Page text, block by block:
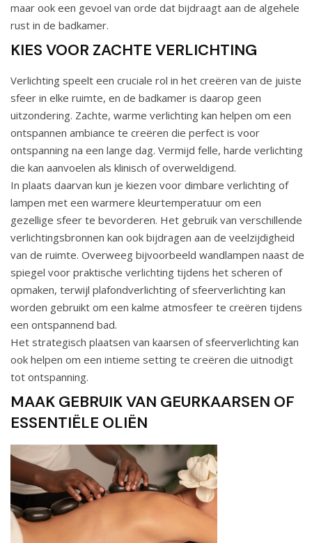
maar ook een gevoel van orde dat bijdraagt aan de algehele
rust in de badkamer.
KIES VOOR ZACHTE VERLICHTING
Verlichting speelt een cruciale rol in het creëren van de juiste
sfeer in elke ruimte, en de badkamer is daarop geen
uitzondering. Zachte, warme verlichting kan helpen om een
ontspannen ambiance te creëren die perfect is voor
ontspanning na een lange dag. Vermijd felle, harde verlichting
die kan aanvoelen als klinisch of overweldigend.
In plaats daarvan kun je kiezen voor dimbare verlichting of
lampen met een warmere kleurtemperatuur om een
gezellige sfeer te bevorderen. Het gebruik van verschillende
verlichtingsbronnen kan ook bijdragen aan de veelzijdigheid
van de ruimte. Overweeg bijvoorbeeld wandlampen naast de
spiegel voor praktische verlichting tijdens het scheren of
opmaken, terwijl plafondverlichting of sfeerverlichting kan
worden gebruikt om een kalme atmosfeer te creëren tijdens
een ontspannend bad.
Het strategisch plaatsen van kaarsen of sfeerverlichting kan
ook helpen om een intieme setting te creëren die uitnodigt
tot ontspanning.
MAAK GEBRUIK VAN GEURKAARSEN OF
ESSENTIËLE OLIËN